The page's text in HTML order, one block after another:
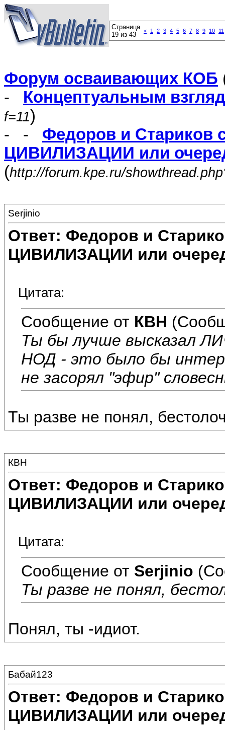
Страница
19 из 43
< 1 2 3 4 5 6 7 8 9 10 11
Форум осваивающих КОБ
- Концептуальным
f=11)
- - Федоров и Стариков
ЦИВИЛИЗАЦИИ или
(http://forum.kpe.ru/
Serjinio
Ответ: Федоров и
ЦИВИЛИЗАЦИИ или
Цитата:
Сообщение от КВН
Ты бы лучше высказал
НОД - это было бы
не засорял "эфир"
Ты разве не понял,
КВН
Ответ: Федоров и
ЦИВИЛИЗАЦИИ или
Цитата:
Сообщение от Serjinio
Ты разве не понял,
Понял, ты -идиот.
Бабай123
Ответ: Федоров и
ЦИВИЛИЗАЦИИ или